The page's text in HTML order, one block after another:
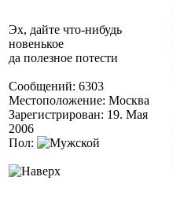
Эх, дайте что-нибудь
новенькое
да полезное потести
Сообщений: 6303
Местоположение: Москва
Зарегистрирован: 19. Мая
2006
Пол: